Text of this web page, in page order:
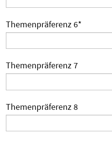
Themenpräferenz 6*
Themenpräferenz 7
Themenpräferenz 8